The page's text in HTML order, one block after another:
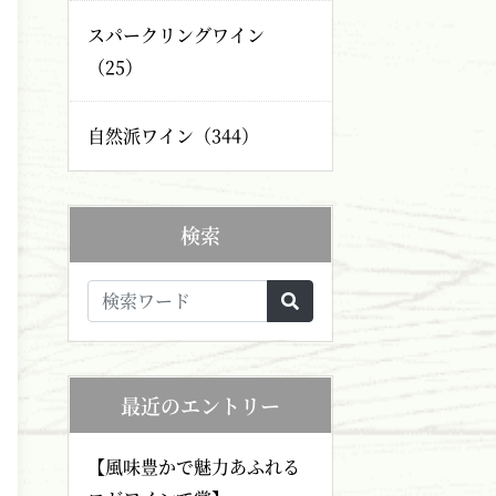
スパークリングワイン
（25）
自然派ワイン（344）
検索
最近のエントリー
【風味豊かで魅力あふれる